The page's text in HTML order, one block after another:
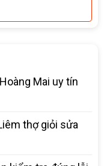
Mai uy tín
thợ giỏi sửa